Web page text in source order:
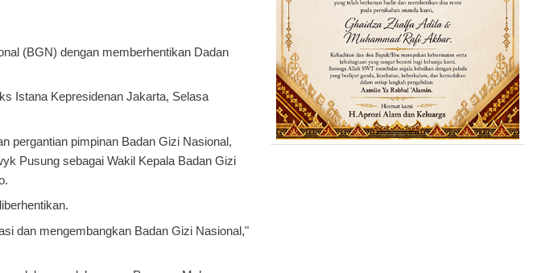
(BGN) dengan memberhentikan Dadan
Istana Kepresidenan Jakarta, Selasa
pergantian pimpinan Badan Gizi Nasional,
Pusung sebagai Wakil Kepala Badan Gizi
dan mengembangkan Badan Gizi Nasional,"